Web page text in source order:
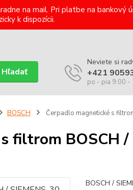
na mail. Pri platbe na
k dispozícii.
Hľadať
Neviete si
+421
po - pia 9:00 -
BOSCH Čerpadlo magnetické s
filtrom BOSCH /
BOSCH /